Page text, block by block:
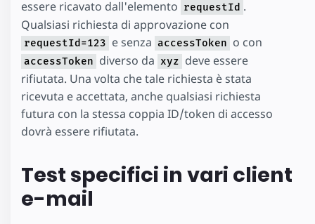
essere ricavato dall'elemento requestId .
Qualsiasi richiesta di approvazione con
requestId=123 e senza accessToken o con
accessToken diverso da xyz deve essere
rifiutata. Una volta che tale richiesta è stata
ricevuta e accettata, anche qualsiasi richiesta
futura con la stessa coppia ID/token di accesso
dovrà essere rifiutata.
Test specifici in vari client
e-mail